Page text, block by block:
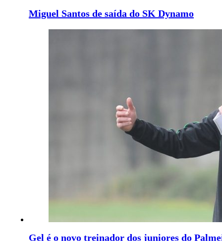
Miguel Santos de saída do SK Dynamo
Gel é o novo treinador dos juniores do